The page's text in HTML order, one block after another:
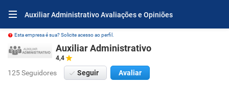
Auxiliar Administrativo Avaliações e Opiniões
Esta empresa é sua? Solicite acesso ao perfil.
Auxiliar Administrativo
4,4
125 Seguidores Seguir Avaliar